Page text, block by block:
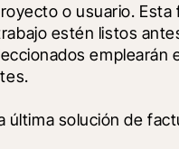
o usuario.
estén listos
emplearán
última solución de